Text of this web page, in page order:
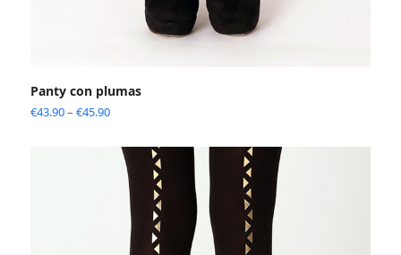
Panty con plumas
€43.90– €45.90